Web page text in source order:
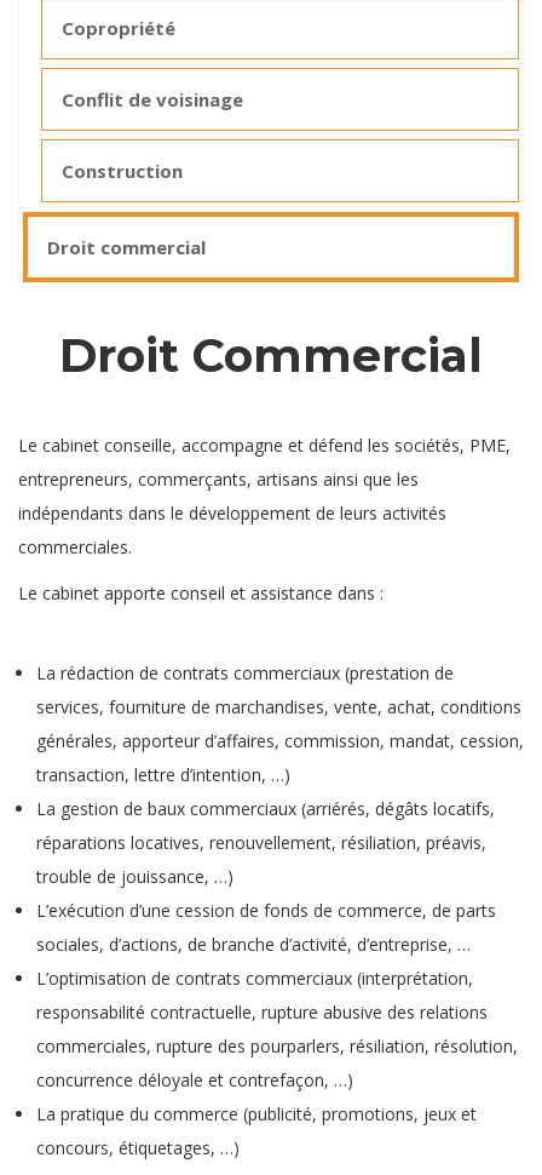
Copropriété
Conflit de voisinage
Construction
Droit commercial
Droit Commercial
Le cabinet conseille, accompagne et défend les sociétés, PME,
entrepreneurs, commerçants, artisans ainsi que les
indépendants dans le développement de leurs activités
commerciales.
Le cabinet apporte conseil et assistance dans :
La rédaction de contrats commerciaux (prestation de
services, fourniture de marchandises, vente, achat, conditions
générales, apporteur d’affaires, commission, mandat, cession,
transaction, lettre d’intention, …)
La gestion de baux commerciaux (arriérés, dégâts locatifs,
réparations locatives, renouvellement, résiliation, préavis,
trouble de jouissance, …)
L’exécution d’une cession de fonds de commerce, de parts
sociales, d’actions, de branche d’activité, d’entreprise, …
L’optimisation de contrats commerciaux (interprétation,
responsabilité contractuelle, rupture abusive des relations
commerciales, rupture des pourparlers, résiliation, résolution,
concurrence déloyale et contrefaçon, …)
La pratique du commerce (publicité, promotions, jeux et
concours, étiquetages, …)